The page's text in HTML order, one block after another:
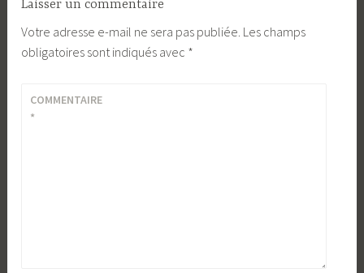
Laisser un commentaire
Votre adresse e-mail ne sera pas publiée. Les champs
obligatoires sont indiqués avec *
COMMENTAIRE
*